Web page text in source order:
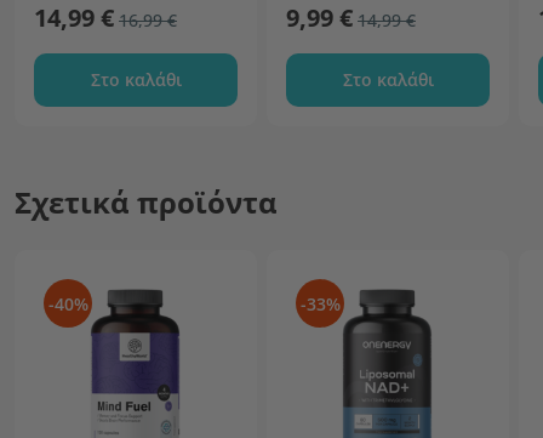
14,99 € 16,99 €
Στο καλάθι
9,99 € 14,99 €
Στο καλάθι
Σχετικά προϊόντα
-40% -33%